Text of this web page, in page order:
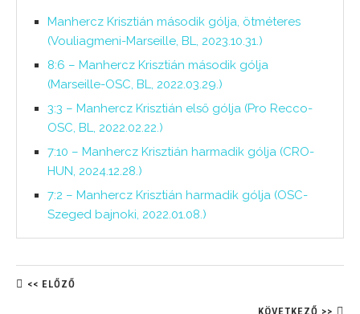
Manhercz Krisztián második gólja, ötméteres
(Vouliagmeni-Marseille, BL, 2023.10.31.)
8:6 – Manhercz Krisztián második gólja
(Marseille-OSC, BL, 2022.03.29.)
3:3 – Manhercz Krisztián első gólja (Pro Recco-
OSC, BL, 2022.02.22.)
7:10 – Manhercz Krisztián harmadik gólja (CRO-
HUN, 2024.12.28.)
7:2 – Manhercz Krisztián harmadik gólja (OSC-
Szeged bajnoki, 2022.01.08.)
<< ELŐZŐ
KÖVETKEZŐ >>